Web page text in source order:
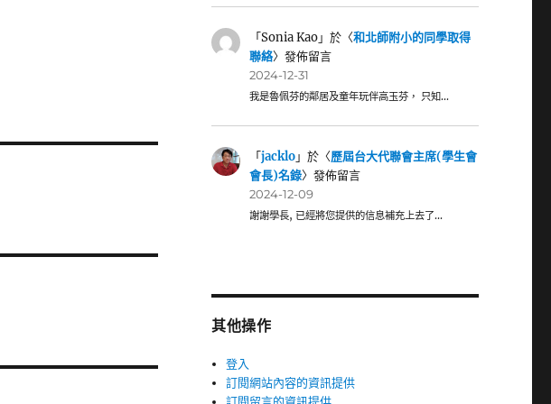
「Sonia Kao」於〈和北師附小的同學取得
聯絡〉發佈留言
2024-12-31
我是魯佩芬的鄰居及童年玩伴高玉芬， 只知…
「jacklo」於〈歷屆台大代聯會主席(學生會
會長)名錄〉發佈留言
2024-12-09
謝謝學長, 已經將您提供的信息補充上去了…
其他操作
登入
訂閱網站內容的資訊提供